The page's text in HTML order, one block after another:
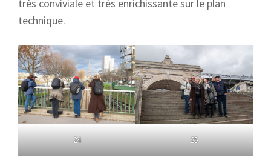
très conviviale et très enrichissante sur le plan
technique.
24 25